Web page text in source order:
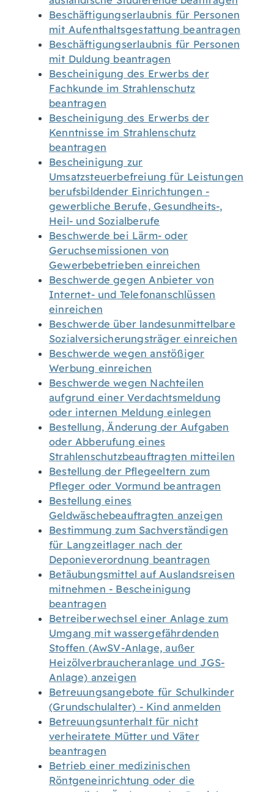
Beschäftigungserlaubnis für Personen
mit Aufenthaltsgestattung beantragen
Beschäftigungserlaubnis für Personen
mit Duldung beantragen
Bescheinigung des Erwerbs der
Fachkunde im Strahlenschutz
beantragen
Bescheinigung des Erwerbs der
Kenntnisse im Strahlenschutz
beantragen
Bescheinigung zur
Umsatzsteuerbefreiung für Leistungen
berufsbildender Einrichtungen -
gewerbliche Berufe, Gesundheits-,
Heil- und Sozialberufe
Beschwerde bei Lärm- oder
Geruchsemissionen von
Gewerbebetrieben einreichen
Beschwerde gegen Anbieter von
Internet- und Telefonanschlüssen
einreichen
Beschwerde über landesunmittelbare
Sozialversicherungsträger einreichen
Beschwerde wegen anstößiger
Werbung einreichen
Beschwerde wegen Nachteilen
aufgrund einer Verdachtsmeldung
oder internen Meldung einlegen
Bestellung, Änderung der Aufgaben
oder Abberufung eines
Strahlenschutzbeauftragten mitteilen
Bestellung der Pflegeeltern zum
Pfleger oder Vormund beantragen
Bestellung eines
Geldwäschebeauftragten anzeigen
Bestimmung zum Sachverständigen
für Langzeitlager nach der
Deponieverordnung beantragen
Betäubungsmittel auf Auslandsreisen
mitnehmen - Bescheinigung
beantragen
Betreiberwechsel einer Anlage zum
Umgang mit wassergefährdenden
Stoffen (AwSV-Anlage, außer
Heizölverbraucheranlage und JGS-
Anlage) anzeigen
Betreuungsangebote für Schulkinder
(Grundschulalter) - Kind anmelden
Betreuungsunterhalt für nicht
verheiratete Mütter und Väter
beantragen
Betrieb einer medizinischen
Röntgeneinrichtung oder die